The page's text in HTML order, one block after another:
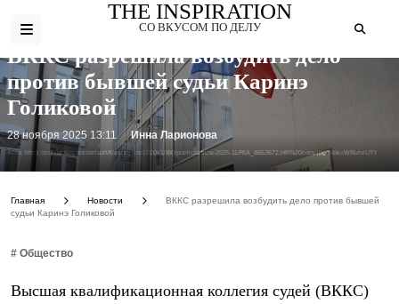
THE INSPIRATION
СО ВКУСОМ ПО ДЕЛУ
Фото: https://cdn.iz.ru/sites/default/files/styles/1920x1080/public/article-2025-11/RIA_8653672.HR%20copy.jpg?itok=WRuhxUTY
ВККС разрешила возбудить дело
против бывшей судьи Каринэ
Голиковой
28 ноября 2025 13:11 Инна Ларионова
Главная Новости
ВККС разрешила возбудить дело против бывшей
судьи Каринэ Голиковой
# Общество
Высшая квалификационная коллегия судей (ВККС)